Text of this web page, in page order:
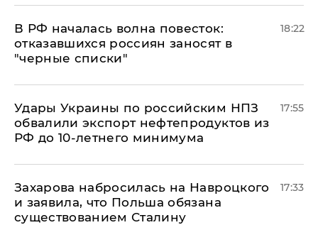
​В РФ началась волна повесток:
отказавшихся россиян заносят в
"черные списки"
18:22
Удары Украины по российским НПЗ
обвалили экспорт нефтепродуктов из
РФ до 10-летнего минимума
17:55
​Захарова набросилась на Навроцкого
и заявила, что Польша обязана
существованием Сталину
17:33